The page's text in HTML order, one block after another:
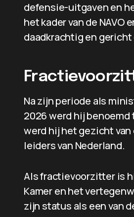
defensie-uitgaven en
het kader van de NAVO
daadkrachtig en
Na zijn periode als
2026 werd hij benoemd
werd hij het gezicht
leiders van Nederland.
Als fractievoorzitter is
Kamer en het
zijn status als een van